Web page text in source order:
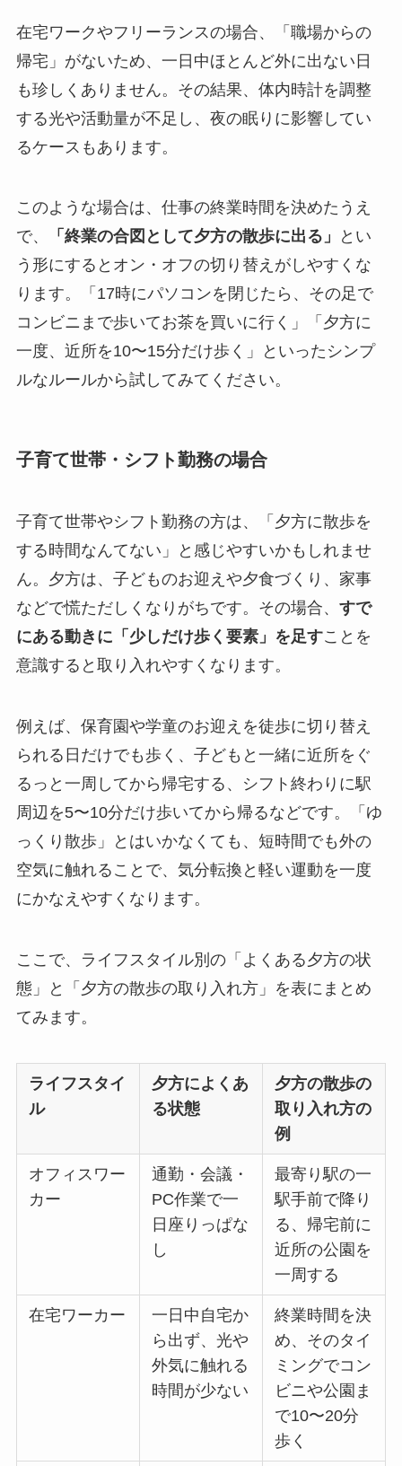
在宅ワークやフリーランスの場合、「職場からの
帰宅」がないため、一日中ほとんど外に出ない日
も珍しくありません。その結果、体内時計を調整
する光や活動量が不足し、夜の眠りに影響してい
るケースもあります。
このような場合は、仕事の終業時間を決めたうえ
で、
「終業の合図として夕方の散歩に出る」
とい
う形にするとオン・オフの切り替えがしやすくな
ります。「17時にパソコンを閉じたら、その足で
コンビニまで歩いてお茶を買いに行く」「夕方に
一度、近所を10〜15分だけ歩く」といったシンプ
ルなルールから試してみてください。
子育て世帯・シフト勤務の場合
子育て世帯やシフト勤務の方は、「夕方に散歩を
する時間なんてない」と感じやすいかもしれませ
ん。夕方は、子どものお迎えや夕食づくり、家事
などで慌ただしくなりがちです。その場合、 すで
にある動きに「少しだけ歩く要素」を足すことを
意識すると取り入れやすくなります。
例えば、保育園や学童のお迎えを徒歩に切り替え
られる日だけでも歩く、子どもと一緒に近所をぐ
るっと一周してから帰宅する、シフト終わりに駅
周辺を5〜10分だけ歩いてから帰るなどです。「ゆ
っくり散歩」とはいかなくても、短時間でも外の
空気に触れることで、気分転換と軽い運動を一度
にかなえやすくなります。
ここで、ライフスタイル別の「よくある夕方の状
態」と「夕方の散歩の取り入れ方」を表にまとめ
てみます。
ライフスタイ
ル
夕方によくあ
る状態
夕方の散歩の
取り入れ方の
例
オフィスワー
カー
通勤・会議・
PC作業で一
日座りっぱな
し
最寄り駅の一
駅手前で降り
る、帰宅前に
近所の公園を
一周する
在宅ワーカー
一日中自宅か
ら出ず、光や
外気に触れる
時間が少ない
終業時間を決
め、そのタイ
ミングでコン
ビニや公園ま
で10〜20分
歩く